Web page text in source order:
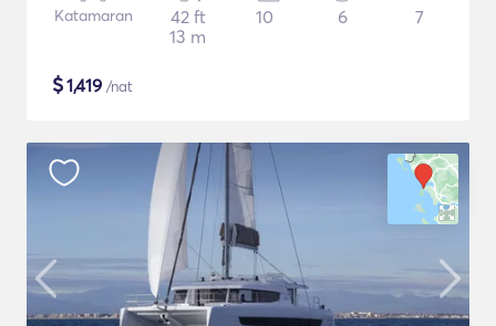
Katamaran
42 ft
13 m
10 6 7
$1,419 /nat